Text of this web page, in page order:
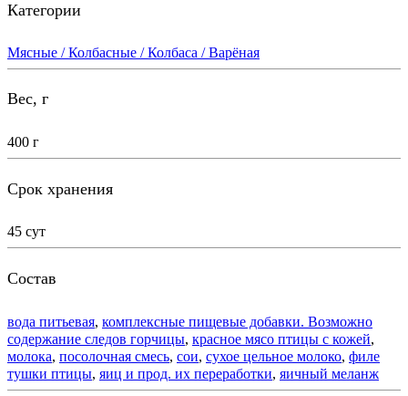
Категории
Мясные / Колбасные / Колбаса / Варёная
Вес, г
400 г
Срок хранения
45 сут
Состав
вода питьевая, комплексные пищевые добавки. Возможно
содержание следов горчицы, красное мясо птицы с кожей,
молока, посолочная смесь, сои, сухое цельное молоко, филе
тушки птицы, яиц и прод. их переработки, яичный меланж